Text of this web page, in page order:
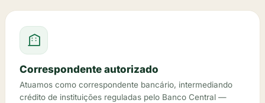
Correspondente autorizado
Atuamos como correspondente bancário, intermediando
crédito de instituições reguladas pelo Banco Central —